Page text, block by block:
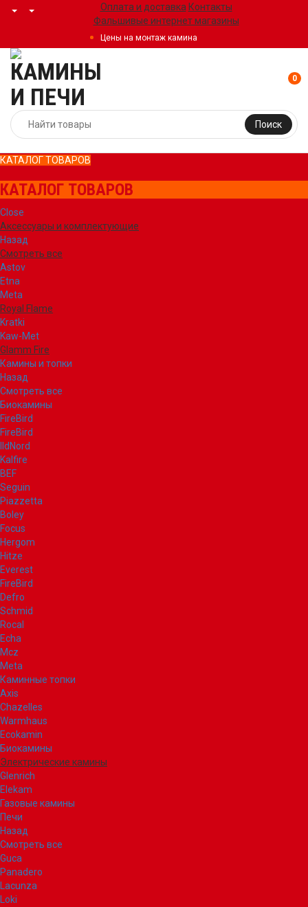
Оплата и доставка Контакты
Фальшивые интернет магазины
Цены на монтаж камина
Поиск
0
КАТАЛОГ ТОВАРОВ
КАТАЛОГ ТОВАРОВ
Close
Аксессуары и комплектующие
Назад
Смотреть все
Astov
Etna
Meta
Royal Flame
Kratki
Kaw-Met
Glamm Fire
Камины и топки
Назад
Смотреть все
Биокамины
FireBird
FireBird
IldNord
Kalfire
BEF
Seguin
Piazzetta
Boley
Focus
Hergom
Hitze
Everest
FireBird
Defro
Schmid
Rocal
Echa
Mcz
Meta
Каминные топки
Axis
Chazelles
Warmhaus
Ecokamin
Биокамины
Электрические камины
Glenrich
Elekam
Газовые камины
Печи
Назад
Смотреть все
Guca
Panadero
Lacunza
Loki